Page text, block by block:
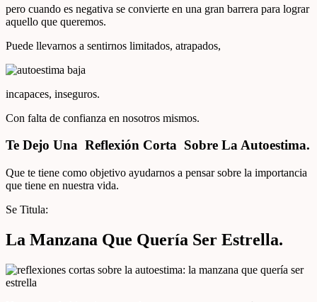
pero cuando es negativa se convierte en una gran barrera para lograr
aquello que queremos.
Puede llevarnos a sentirnos limitados, atrapados,
incapaces, inseguros.
Con falta de confianza en nosotros mismos.
Te Dejo Una Reflexión Corta Sobre La Autoestima.
Que te tiene como objetivo ayudarnos a pensar sobre la importancia
que tiene en nuestra vida.
Se Titula:
La Manzana Que Quería Ser Estrella.